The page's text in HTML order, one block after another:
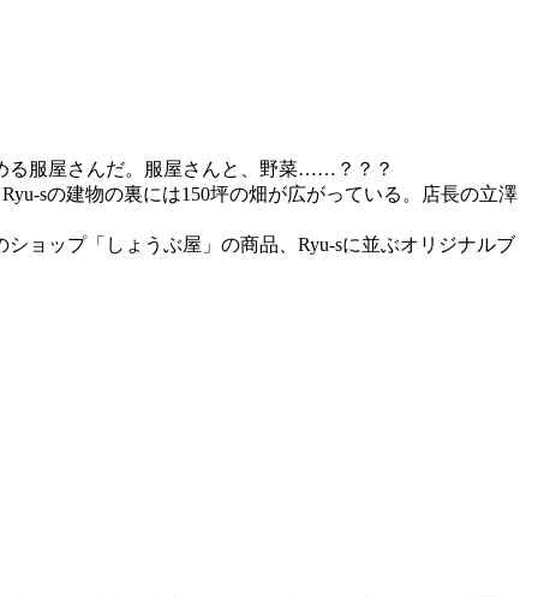
る服屋さんだ。服屋さんと、野菜……？？？
sの建物の裏には150坪の畑が広がっている。店長の立澤
ョップ「しょうぶ屋」の商品、Ryu-sに並ぶオリジナルブ